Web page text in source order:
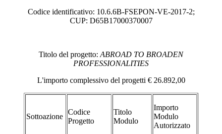
Codice identificativo: 10.6.6B-FSEPON-VE-2017-2;
CUP: D65B17000370007
Titolo del progetto: ABROAD TO BROADEN
PROFESSIONALITIES
L'importo complessivo del progetti € 26.892,00
Sottoazione
Codice
Progetto
Titolo
Modulo
Importo
Modulo
Autorizzato